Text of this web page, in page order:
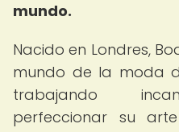
mundo.
Nacido en Londres,
mundo de la moda
trabajando
perfeccionar su